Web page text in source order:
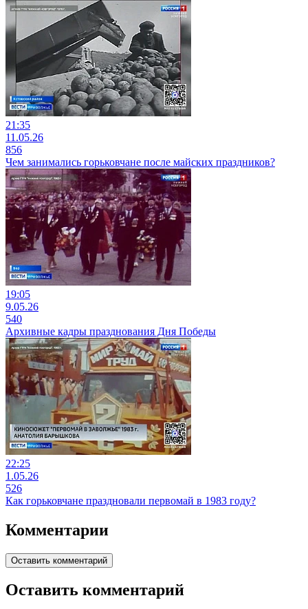
21:35
11.05.26
856
Чем занимались горьковчане после майских праздников?
19:05
9.05.26
540
Архивные кадры празднования Дня Победы
22:25
1.05.26
526
Как горьковчане праздновали первомай в 1983 году?
Комментарии
Оставить комментарий
Оставить комментарий